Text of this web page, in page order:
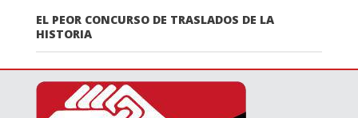
EL PEOR CONCURSO DE TRASLADOS DE LA
HISTORIA